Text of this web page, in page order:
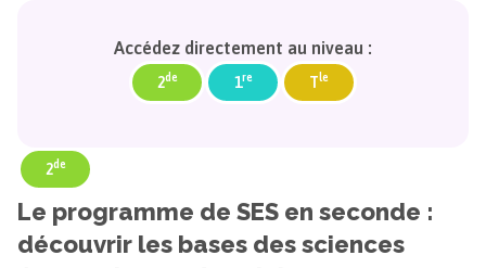
Accédez directement au niveau :
2de 1re T le
2de
Le programme de SES en seconde :
découvrir les bases des sciences